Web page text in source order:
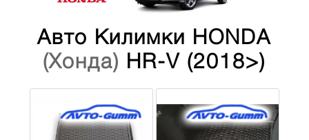
Авто Килимки HONDA
(Хонда) HR-V (2018>)
багажнику поліуретанові
без "запаски" HONDA
(Хонда) HR-V (2018>)"/>
багажнику поліуретанові
з "запаскою" HONDA
(Хонда) HR-V (2018>)"/>